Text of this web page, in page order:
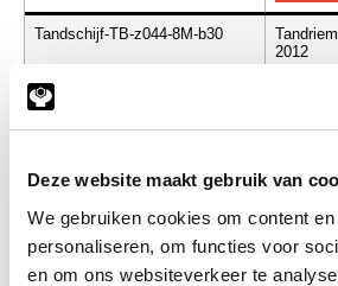
Deze website maakt gebruik van
We gebruiken cookies om content
personaliseren, om functies voor
en om ons websiteverkeer te
Tandschijf-TB-z044-8M-b30
2012
Info
Tandschijf-TB-z048-8M-b30
2012